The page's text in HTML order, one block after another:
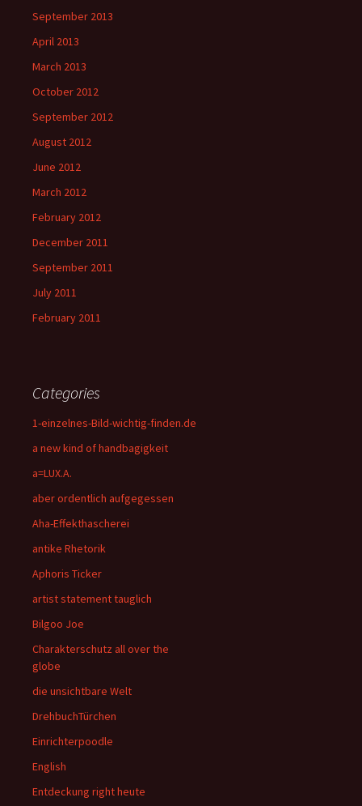
September 2013
April 2013
March 2013
October 2012
September 2012
August 2012
June 2012
March 2012
February 2012
December 2011
September 2011
July 2011
February 2011
Categories
1-einzelnes-Bild-wichtig-finden.de
a new kind of handbagigkeit
a=LUX.A.
aber ordentlich aufgegessen
Aha-Effekthascherei
antike Rhetorik
Aphoris Ticker
artist statement tauglich
Bilgoo Joe
Charakterschutz all over the
globe
die unsichtbare Welt
DrehbuchTürchen
Einrichterpoodle
English
Entdeckung right heute